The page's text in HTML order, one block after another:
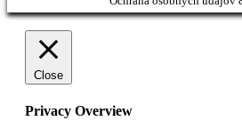
Close
Privacy Overview